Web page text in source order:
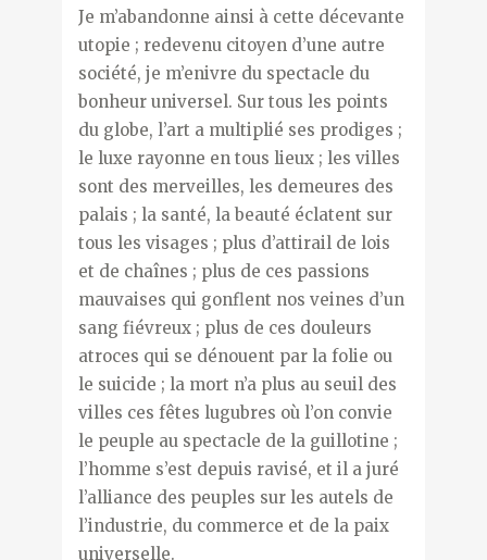
Je m’abandonne ainsi à cette décevante
utopie ; redevenu citoyen d’une autre
société, je m’enivre du spectacle du
bonheur universel. Sur tous les points
du globe, l’art a multiplié ses prodiges ;
le luxe rayonne en tous lieux ; les villes
sont des merveilles, les demeures des
palais ; la santé, la beauté éclatent sur
tous les visages ; plus d’attirail de lois
et de chaînes ; plus de ces passions
mauvaises qui gonflent nos veines d’un
sang fiévreux ; plus de ces douleurs
atroces qui se dénouent par la folie ou
le suicide ; la mort n’a plus au seuil des
villes ces fêtes lugubres où l’on convie
le peuple au spectacle de la guillotine ;
l’homme s’est depuis ravisé, et il a juré
l’alliance des peuples sur les autels de
l’industrie, du commerce et de la paix
universelle.